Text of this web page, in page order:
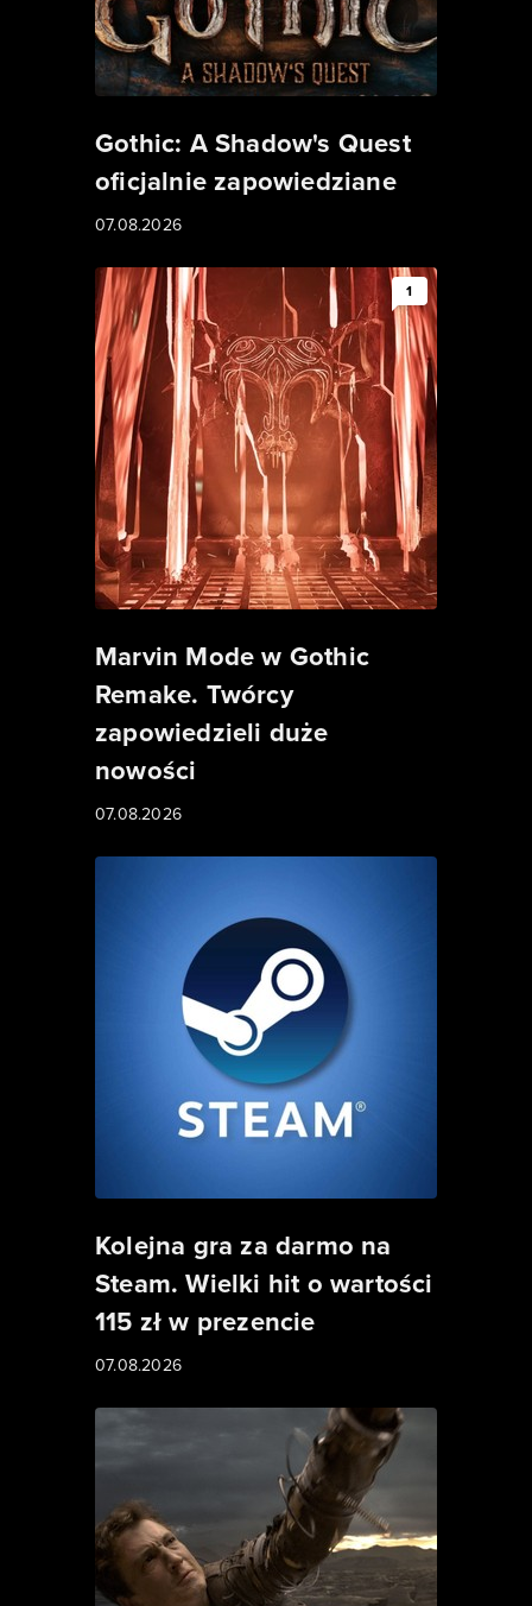
Gothic: A Shadow's Quest
oficjalnie zapowiedziane
07.08.2026
1
Marvin Mode w Gothic
Remake. Twórcy
zapowiedzieli duże
nowości
07.08.2026
Kolejna gra za darmo na
Steam. Wielki hit o wartości
115 zł w prezencie
07.08.2026